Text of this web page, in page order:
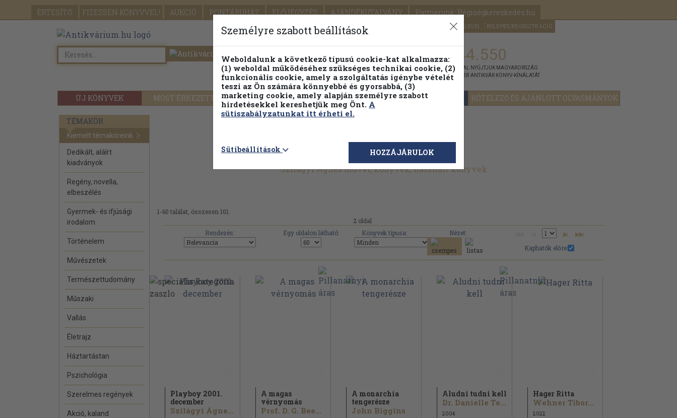
ÉRTESÍTŐ FIZESSEN KÖNYVVEL! AUKCIÓ PONTÁRUHÁZ ELŐJEGYZÉS AJÁNDÉKUTALVÁNY Partnerünk: Régiségkereskedés.hu
SEGÍTSÉG HÍRLEVÉL BELÉPÉS/REGISZTRÁCIÓ
ÚJ KÖNYVEK MOST ÉRKEZETT PILLANATNYI ÁRAINK FENNTARTHATÓ OLVASMÁNYOK KÖTELEZŐ ÉS AJÁNLOTT OLVASMÁNYOK
Részletes kereső Témaköri fa 1.144.550
KIADVÁNNYAL NYÚJTJUK MAGYARORSZÁG
LEGNAGYOBB ANTIKVÁR KÖNYV-KÍNÁLATÁT
TÉMAKÖR
Kiemelt témaköreink
Dedikált, aláírt
kiadványok
Regény, novella,
elbeszélés
Gyermek- és ifjúsági
irodalom
Történelem
Művészetek
Természettudomány
Műszaki
Vallás
Életrajz
Háztartástan
Pszichológia
Szerelmes regények
Akció, kaland
Szilágyi Ágnes művei, könyvek, használt könyvek
1-60 találat, összesen 101.
2 oldal
Rendezés:
Egy oldalon látható: Könyvek típusa:
Nézet:
Kaphatók előre:
Playboy 2001.
december
Szilágyi Ágnes...
A magas
vérnyomás
Prof. D. G. Beevers
A monarchia
tengerésze
John Biggins
Aludni tudni kell
Dr. Danielle Teszner
2004
Hager Ritta
Wehner Tibor...
2022
Személyre szabott beállítások
Weboldalunk a következő típusú cookie-kat alkalmazza:
(1) weboldal működéséhez szükséges technikai cookie, (2)
funkcionális cookie, amely a szolgáltatás igénybe vételét
teszi az Ön számára könnyebbé és gyorsabbá, (3)
marketing cookie, amely alapján személyre szabott
hirdetésekkel kereshetjük meg Önt. A
sütiszabályzatunkat itt érheti el.
Sütibeállítások HOZZÁJÁRULOK